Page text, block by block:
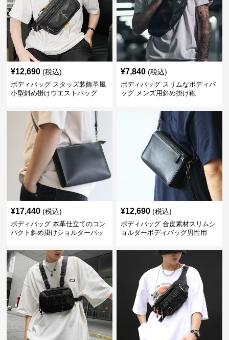
¥12,690 (税込)
ボディバッグ スタッズ装飾革風
小型斜め掛けウエストバッグ
¥7,840 (税込)
ボディバッグ スリムなボディバ
ッグ メンズ用斜め掛け鞄
¥17,440 (税込)
ボディバッグ 本革仕立てのコン
パクト斜め掛けショルダーバッ
¥12,690 (税込)
ボディバッグ 合皮素材スリムシ
ョルダーボディバッグ男性用